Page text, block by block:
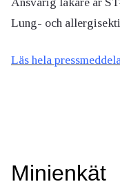
Lung- och
Läs hela